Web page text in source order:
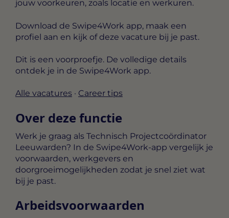
jouw voorkeuren, zoals locatie en werkuren.
Download de Swipe4Work app, maak een
profiel aan en kijk of deze vacature bij je past.
Dit is een voorproefje. De volledige details
ontdek je in de Swipe4Work app.
Alle vacatures · Career tips
Over deze functie
Werk je graag als Technisch Projectcoördinator
Leeuwarden? In de Swipe4Work-app vergelijk je
voorwaarden, werkgevers en
doorgroeimogelijkheden zodat je snel ziet wat
bij je past.
Arbeidsvoorwaarden